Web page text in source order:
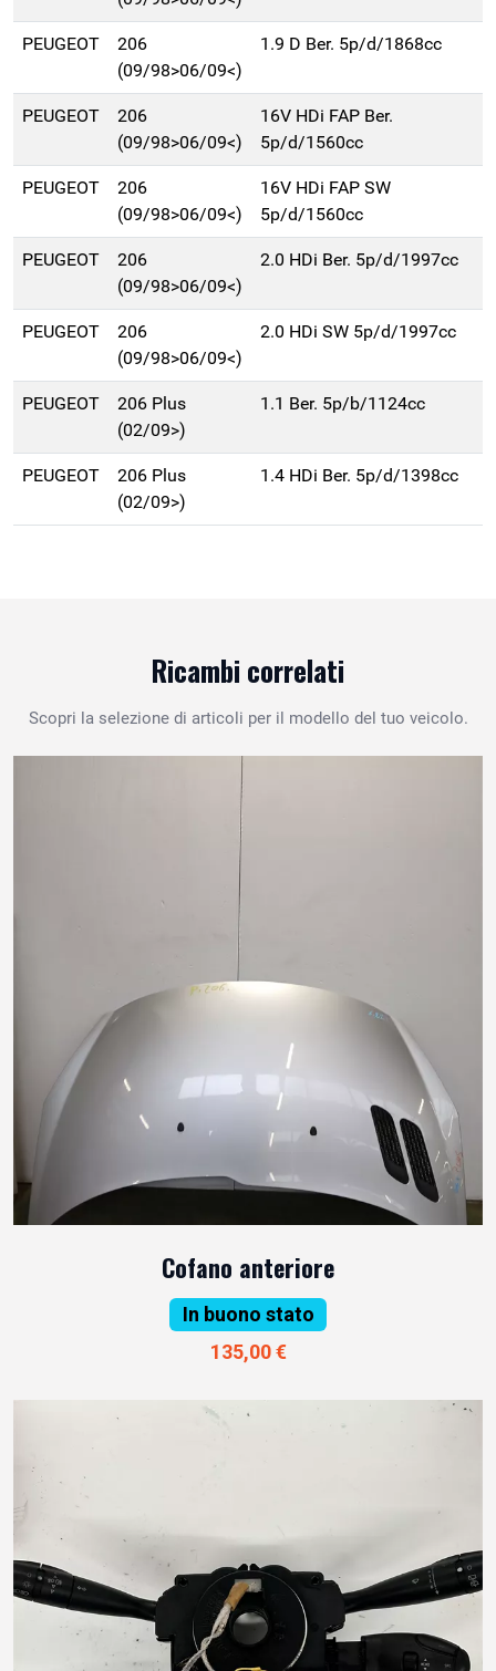
PEUGEOT
206
(09/98>06/09<)
1.9 D Ber. 5p/d/1868cc
PEUGEOT
206
(09/98>06/09<)
16V HDi FAP Ber.
5p/d/1560cc
PEUGEOT
206
(09/98>06/09<)
16V HDi FAP SW
5p/d/1560cc
PEUGEOT
206
(09/98>06/09<)
2.0 HDi Ber. 5p/d/1997cc
PEUGEOT
206
(09/98>06/09<)
2.0 HDi SW 5p/d/1997cc
PEUGEOT
206 Plus
(02/09>)
1.1 Ber. 5p/b/1124cc
PEUGEOT
206 Plus
(02/09>)
1.4 HDi Ber. 5p/d/1398cc
Ricambi correlati
Scopri la selezione di articoli per il modello del tuo veicolo.
Cofano anteriore
In buono stato
135,00 €